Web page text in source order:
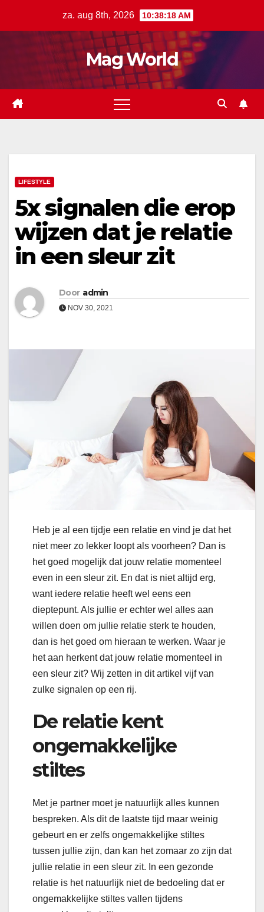
za. aug 8th, 2026 10:38:19 AM
Mag World
LIFESTYLE
5x signalen die erop
wijzen dat je relatie
in een sleur zit
Door admin
NOV 30, 2021
Heb je al een tijdje een relatie en vind je dat het
niet meer zo lekker loopt als voorheen? Dan is
het goed mogelijk dat jouw relatie momenteel
even in een sleur zit. En dat is niet altijd erg,
want iedere relatie heeft wel eens een
dieptepunt. Als jullie er echter wel alles aan
willen doen om jullie relatie sterk te houden,
dan is het goed om hieraan te werken. Waar je
het aan herkent dat jouw relatie momenteel in
een sleur zit? Wij zetten in dit artikel vijf van
zulke signalen op een rij.
De relatie kent
ongemakkelijke
stiltes
Met je partner moet je natuurlijk alles kunnen
bespreken. Als dit de laatste tijd maar weinig
gebeurt en er zelfs ongemakkelijke stiltes
tussen jullie zijn, dan kan het zomaar zo zijn dat
jullie relatie in een sleur zit. In een gezonde
relatie is het natuurlijk niet de bedoeling dat er
ongemakkelijke stiltes vallen tijdens